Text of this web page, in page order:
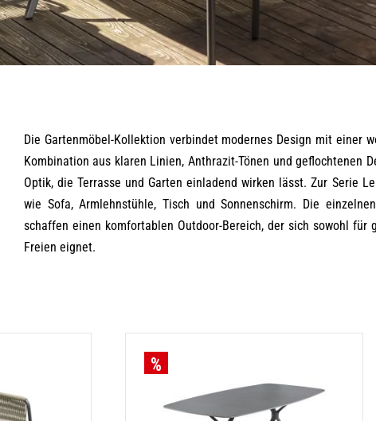
Die Gartenmöbel-Kollektion verbindet modernes Design mit einer
Kombination aus klaren Linien, Anthrazit-Tönen und geflochtenen
Optik, die Terrasse und Garten einladend wirken lässt. Zur Serie
wie Sofa, Armlehnstühle, Tisch und Sonnenschirm. Die
schaffen einen komfortablen Outdoor-Bereich, der sich sowohl
Freien eignet.